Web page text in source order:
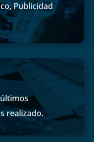
Publicidad
realizado.